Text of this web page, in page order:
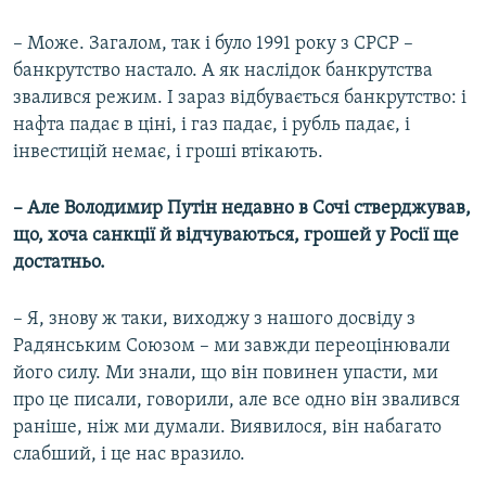
– Може. Загалом, так і було 1991 року з СРСР –
банкрутство настало. А як наслідок банкрутства
звалився режим. І зараз відбувається банкрутство: і
нафта падає в ціні, і газ падає, і рубль падає, і
інвестицій немає, і гроші втікають.
– Але Володимир Путін недавно в Сочі стверджував,
що, хоча санкції й відчуваються, грошей у Росії ще
достатньо.
– Я, знову ж таки, виходжу з нашого досвіду з
Радянським Союзом – ми завжди переоцінювали
його силу. Ми знали, що він повинен упасти, ми
про це писали, говорили, але все одно він звалився
раніше, ніж ми думали. Виявилося, він набагато
слабший, і це нас вразило.